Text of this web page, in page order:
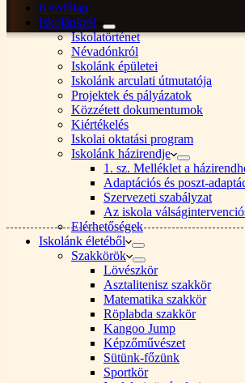
Kezdőlap
Iskolánkról
Iskolatörténet
Névadónkról
Iskolánk épületei
Iskolánk arculati útmutatója
Projektek és pályázatok
Közzétett dokumentumok
Kiértékelés
Iskolai oktatási program
Iskolánk házirendje
1. sz. Melléklet a
Adaptációs és poszt-
Szervezeti szabályzat
Az iskola
Elérhetőségek
Iskolánk életéből
Szakkörök
Lövészkör
Asztalitenisz szakkör
Matematika szakkör
Röplabda szakkör
Kangoo Jump
Képzőművészet
Sütünk-főzünk
Sportkör